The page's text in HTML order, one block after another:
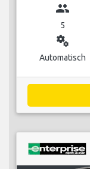
group
5
miscellaneous_services
Automatisch